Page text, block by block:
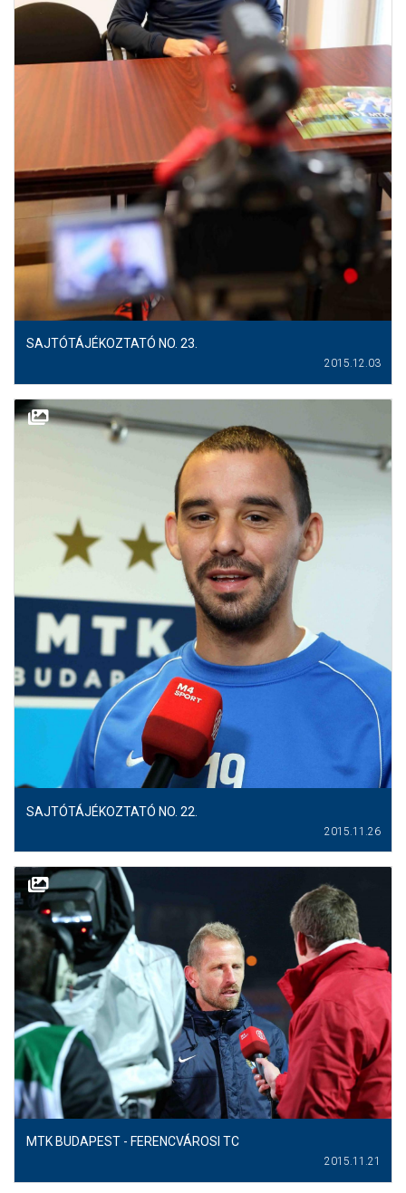
SZURKOLÓI ÉLMÉNYEK
AKKREDITÁCIÓ
SAJTÓTÁJÉKOZTATÓ NO. 23.
2015.12.03
SAJTÓTÁJÉKOZTATÓ NO. 22.
2015.11.26
MTK BUDAPEST - FERENCVÁROSI TC
2015.11.21